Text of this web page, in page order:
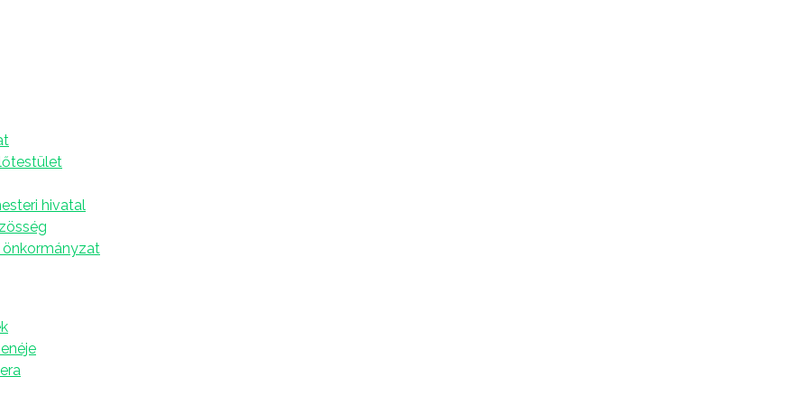
hivatal
önkormányzat
színű az Uránusz, milyen jövőről álmodik
diákok.
Mizújsban a Vajdasági Magyar Népművészeti és
tagjai mesélnek arról, hogyan képzelik el a
a választ a hetedik oldalon. De az is kiderül,
kihívásokat rejt.